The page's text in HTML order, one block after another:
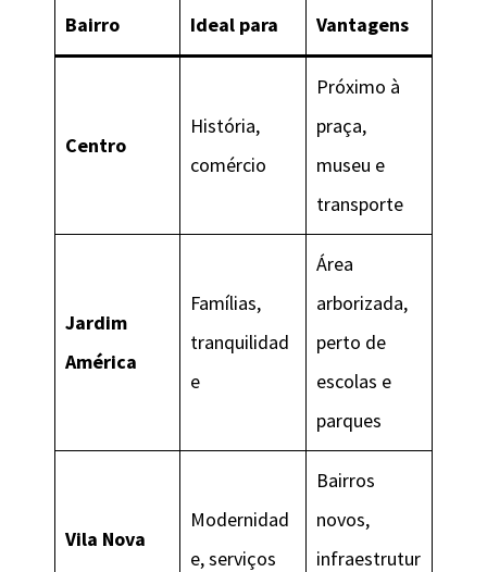
Bairro Ideal para Vantagens
Centro
História,
comércio
Próximo à
praça,
museu e
transporte
Jardim
América
Famílias,
tranquilidad
e
Área
arborizada,
perto de
escolas e
parques
Vila Nova
Modernidad
e, serviços
Bairros
novos,
infraestrutur